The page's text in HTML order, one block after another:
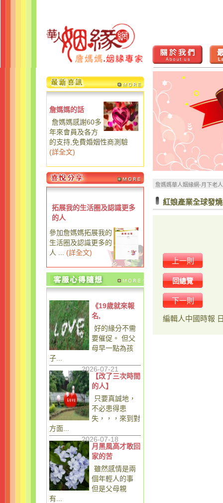
詹媽媽的話
詹媽媽感謝60多
年來會員及各方
的支持,免費婚姻性商測驗
(詳全文)
拓展我的生活圈及認識更多
的人
參加詹媽媽拓展我的
生活圈及認識更多的
人 ...
(詳全文)
《19歲就來報
名,
好的緣分不需
要催促。 但父
母早一點為孩
子...
2026-07-21
【改了三次時間
的人】
只要真誠地，
不必患得患
失，，，來到對
方面...
2026-07-18
月黑風高才敢回
家的苦
雖然感情是兩
個年輕人的事
但是父母親
有...
詹媽媽華人姻緣網-月下老
紅娘產業全球發燒
上一則
回總覽
下一則
編輯人中國時報